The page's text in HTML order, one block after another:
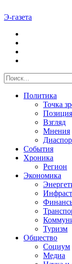
Э-газета
Политика
Точка
Позиция
Взгляд
Мнения
События
Хроника
Регион
Экономика
Туризм
Общество
Социум
Медиа